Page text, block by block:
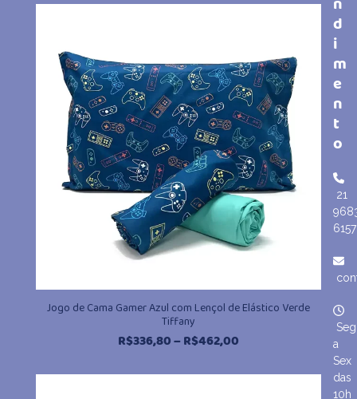
Jogo de Cama Gamer Azul com Lençol de Elástico Verde
Tiffany
R$336,80–R$462,00Faixa
preço:
d
i
m
e
n
t
o
21
6157
Seg
a
Sex
das
10h